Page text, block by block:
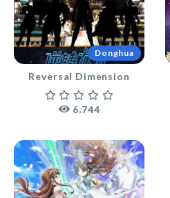
Donghua
Reversal Dimension
6,744